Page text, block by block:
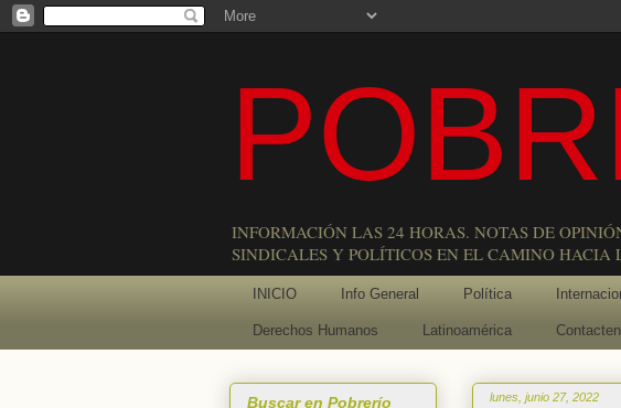
INFORMACIÓN LAS 24 HORAS. NOTAS DE
SINDICALES Y POLÍTICOS EN EL CAMINO HACIA
INICIO Info General Política
Derechos Humanos Latinoamérica
lunes, junio 27, 2022
Buscar en Pobrerío